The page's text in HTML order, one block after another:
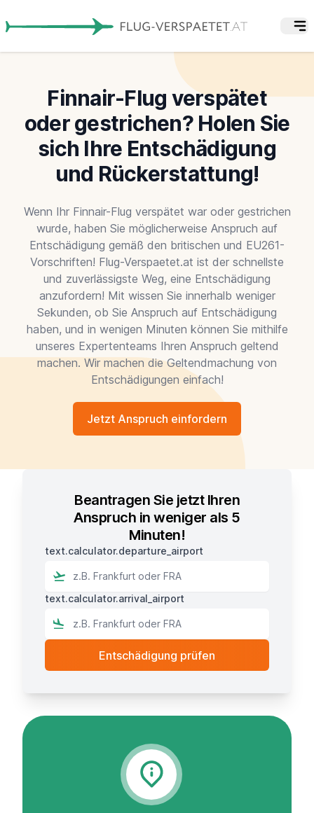
Finnair-Flug verspätet
oder gestrichen? Holen Sie
sich Ihre Entschädigung
und Rückerstattung!
Wenn Ihr Finnair-Flug verspätet war oder gestrichen
wurde, haben Sie möglicherweise Anspruch auf
Entschädigung gemäß den britischen und EU261-
Vorschriften! Flug-Verspaetet.at ist der schnellste
und zuverlässigste Weg, eine Entschädigung
anzufordern! Mit wissen Sie innerhalb weniger
Sekunden, ob Sie Anspruch auf Entschädigung
haben, und in wenigen Minuten können Sie mithilfe
unseres Expertenteams Ihren Anspruch geltend
machen. Wir machen die Geltendmachung von
Entschädigungen einfach!
Jetzt Anspruch einfordern
Beantragen Sie jetzt Ihren
Anspruch in weniger als 5
Minuten!
text.calculator.departure_airport
text.calculator.arrival_airport